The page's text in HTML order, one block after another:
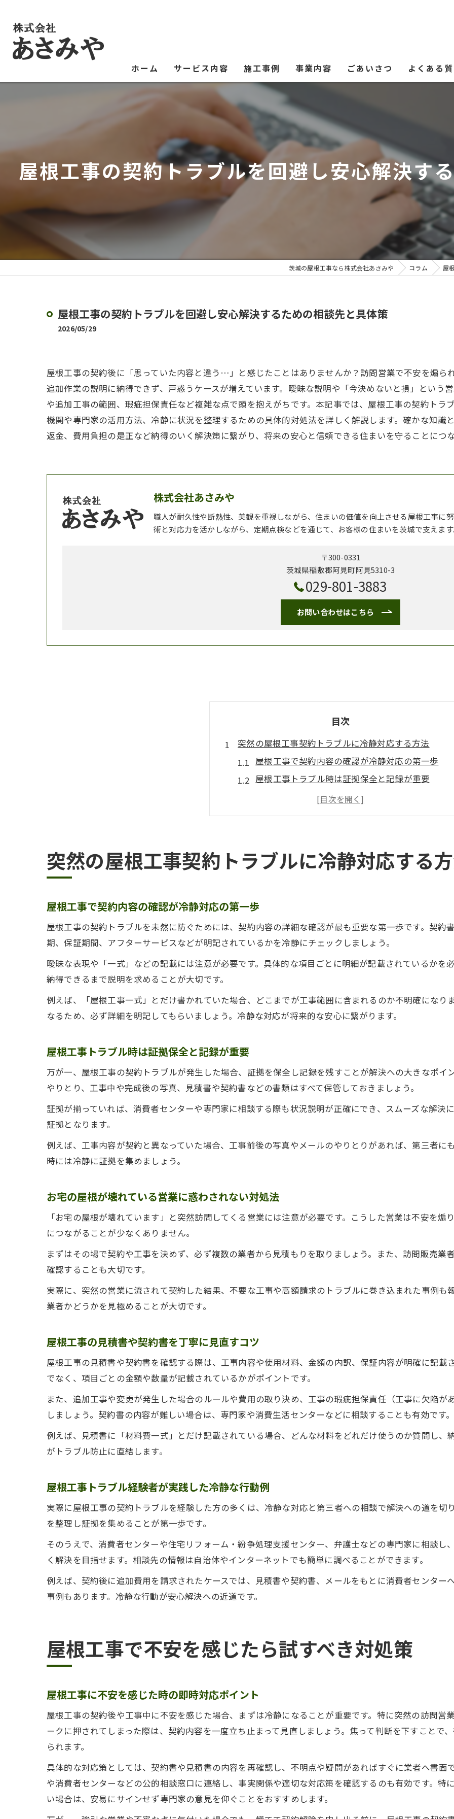
ホーム サービス内容
東京の塗装工事
修理
外壁塗装
ガルバリウム鋼板
施工事例 事業内容 ごあいさつ よくある
屋根工事の契約トラブルを回避し安心解決す
茨城の屋根工事なら株式会社あさみや コラム 屋
屋根工事の契約トラブルを回避し安心解決するための相談先と具体策
2026/05/29
屋根工事の契約後に「思っていた内容と違う…」と感じたことはありませんか？訪問営業で不安を煽ら
追加作業の説明に納得できず、戸惑うケースが増えています。曖昧な説明や「今決めないと損」という
や追加工事の範囲、瑕疵担保責任など複雑な点で頭を抱えがちです。本記事では、屋根工事の契約トラ
機関や専門家の活用方法、冷静に状況を整理するための具体的対処法を詳しく解説します。確かな知識
返金、費用負担の是正など納得のいく解決策に繋がり、将来の安心と信頼できる住まいを守ることにつ
株式会社あさみや
職人が耐久性や断熱性、美観を重視しながら、住まいの価値を向上させる屋根工事に
術と対応力を活かしながら、定期点検などを通じて、お客様の住まいを茨城で支えま
〒300-0331
茨城県稲敷郡阿見町阿見5310-3
029-801-3883
お問い合わせはこちら
目次
突然の屋根工事契約トラブルに冷静対応する方法
屋根工事で契約内容の確認が冷静対応の第一歩
屋根工事トラブル時は証拠保全と記録が重要
お宅の屋根が壊れている営業に惑わされない対処
屋根工事の見積書や契約書を丁寧に見直すコツ
屋根工事で不安を感じたら試すべき対処策
屋根工事に不安を感じた時の即時対応ポイント
屋根が剥がれていると言われた時の冷静な判断
屋根工事で納得できない場合の相談先と手順
屋根工事トラブルで消費者センターを活用する方
悪徳業者による屋根工事被害を防ぐコツ
屋根工事の契約前に複数見積もりを取る重要性
屋根工事トラブルの相談先は消費者センターが安
屋根工事の契約不安は公的機関で早期解決を目指
屋根工事トラブルの内容別に適切な相談先を選ぶ
屋根工事の保証や責任範囲を契約前に確認
屋根工事で不具合発生時の瑕疵担保請求の流れ
屋根工事の瑕疵担保期間とアフター対応の重要性
屋根工事で納得できない時は消費者窓口が頼り
屋根工事契約の見直しに消費者ホットライン活用
屋根工事で返金ややり直しを求める手続き方法
突然の屋根工事契約トラブルに冷静対応する
屋根工事で契約内容の確認が冷静対応の第一歩
屋根工事の契約トラブルを未然に防ぐためには、契約内容の詳細な確認が最も重要な第一歩です。契約
期、保証期間、アフターサービスなどが明記されているかを冷静にチェックしましょう。
曖昧な表現や「一式」などの記載には注意が必要です。具体的な項目ごとに明細が記載されているかを
納得できるまで説明を求めることが大切です。
例えば、「屋根工事一式」とだけ書かれていた場合、どこまでが工事範囲に含まれるのか不明確になり
なるため、必ず詳細を明記してもらいましょう。冷静な対応が将来的な安心に繋がります。
屋根工事トラブル時は証拠保全と記録が重要
万が一、屋根工事の契約トラブルが発生した場合、証拠を保全し記録を残すことが解決への大きなポイ
やりとり、工事中や完成後の写真、見積書や契約書などの書類はすべて保管しておきましょう。
証拠が揃っていれば、消費者センターや専門家に相談する際も状況説明が正確にでき、スムーズな解決
証拠となります。
例えば、工事内容が契約と異なっていた場合、工事前後の写真やメールのやりとりがあれば、第三者に
時には冷静に証拠を集めましょう。
お宅の屋根が壊れている営業に惑わされない対処法
「お宅の屋根が壊れています」と突然訪問してくる営業には注意が必要です。こうした営業は不安を
につながることが少なくありません。
まずはその場で契約や工事を決めず、必ず複数の業者から見積もりを取りましょう。また、訪問販売業
確認することも大切です。
実際に、突然の営業に流されて契約した結果、不要な工事や高額請求のトラブルに巻き込まれた事例も
業者かどうかを見極めることが大切です。
屋根工事の見積書や契約書を丁寧に見直すコツ
屋根工事の見積書や契約書を確認する際は、工事内容や使用材料、金額の内訳、保証内容が明確に記載
でなく、項目ごとの金額や数量が記載されているかがポイントです。
また、追加工事や変更が発生した場合のルールや費用の取り決め、工事の瑕疵担保責任（工事に欠陥
しましょう。契約書の内容が難しい場合は、専門家や消費生活センターなどに相談することも有効です
例えば、見積書に「材料費一式」とだけ記載されている場合、どんな材料をどれだけ使うのか質問し、
がトラブル防止に直結します。
屋根工事トラブル経験者が実践した冷静な行動例
実際に屋根工事の契約トラブルを経験した方の多くは、冷静な対応と第三者への相談で解決への道を切
を整理し証拠を集めることが第一歩です。
そのうえで、消費者センターや住宅リフォーム・紛争処理支援センター、弁護士などの専門家に相談し
く解決を目指せます。相談先の情報は自治体やインターネットでも簡単に調べることができます。
例えば、契約後に追加費用を請求されたケースでは、見積書や契約書、メールをもとに消費者センター
事例もあります。冷静な行動が安心解決への近道です。
屋根工事で不安を感じたら試すべき対処策
屋根工事に不安を感じた時の即時対応ポイント
屋根工事の契約後や工事中に不安を感じた場合、まずは冷静になることが重要です。特に突然の訪問営
ークに押されてしまった際は、契約内容を一度立ち止まって見直しましょう。焦って判断を下すことで
られます。
具体的な対応策としては、契約書や見積書の内容を再確認し、不明点や疑問があればすぐに業者へ書面
や消費者センターなどの公的相談窓口に連絡し、事実関係や適切な対応策を確認するのも有効です。特
い場合は、安易にサインせず専門家の意見を仰ぐことをおすすめします。